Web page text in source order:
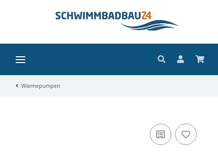
Wärmepumpen